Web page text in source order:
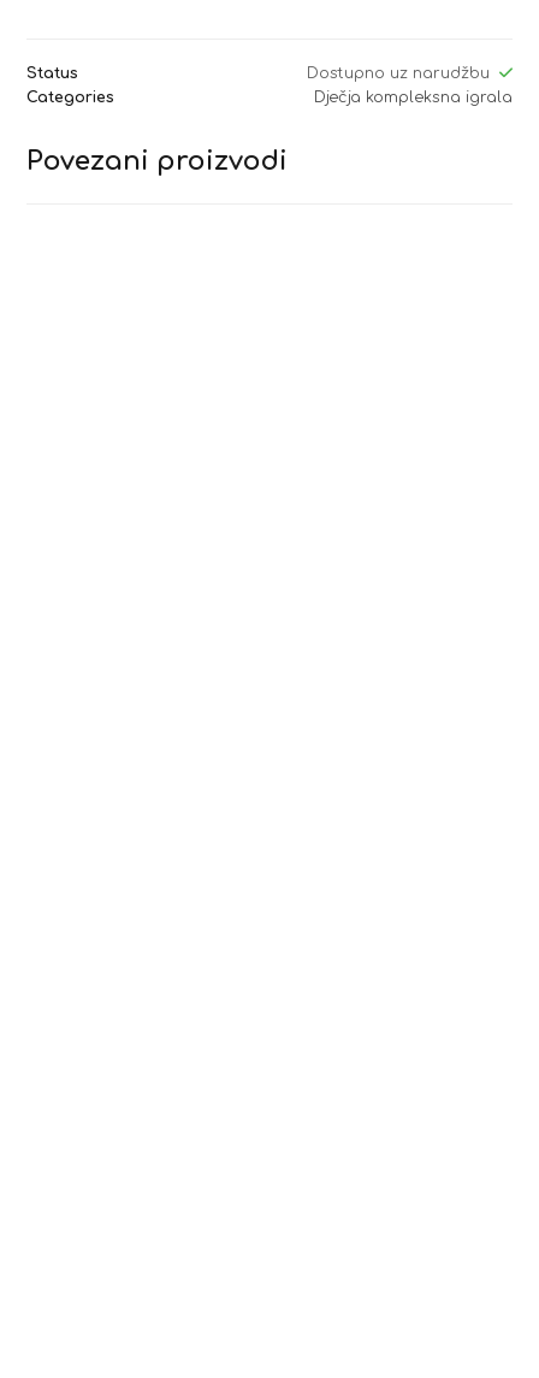
Status
Dostupno uz narudžbu
Categories
Dječja kompleksna igrala
Povezani proizvodi